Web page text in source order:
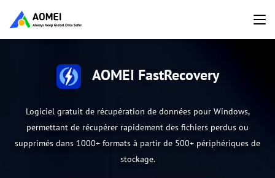
AOMEI FastRecovery
Logiciel gratuit de récupération de données pour Windows,
permettant de récupérer rapidement des fichiers perdus ou
supprimés dans 1000+ formats à partir de 500+ périphériques de
stockage.